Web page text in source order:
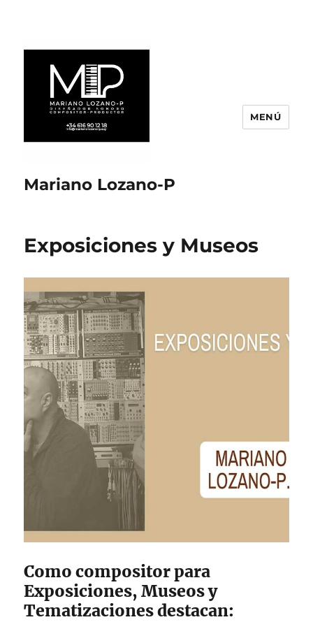
Mariano Lozano-P
MENÚ
Exposiciones y Museos
Como compositor para
Exposiciones, Museos y
Tematizaciones destacan: